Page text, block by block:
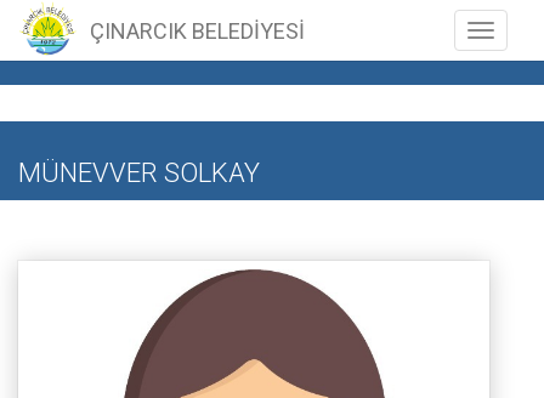
Toggle
ÇINARCIK BELEDİYESİ
MÜNEVVER SOLKAY